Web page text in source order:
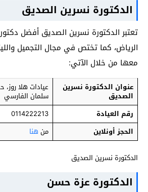
الدكتورة نسرين الصديق
تعتبر الدكتورة نسرين الصديق أفضل
الرياض، كما تختص في مجال التجميل
معها من خلال الآتي:
عنوان الدكتورة نسرين
الصديق
عيادات هلا
سلمان الفارسي
رقم العيادة
0114222213
الحجز أونلاين
من هنا
الدكتورة نسرين الصديق
الدكتورة عزة حسن